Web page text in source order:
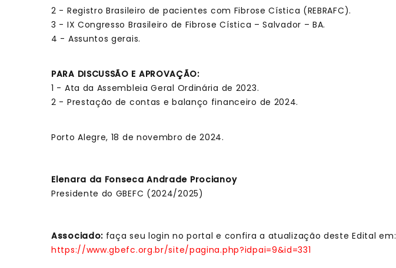
2 - Registro Brasileiro de pacientes com Fibrose Cística (REBRAFC).
3 - IX Congresso Brasileiro de Fibrose Cística – Salvador – BA.
4 - Assuntos gerais.
PARA DISCUSSÃO E APROVAÇÃO:
1 - Ata da Assembleia Geral Ordinária de 2023.
2 - Prestação de contas e balanço financeiro de 2024.
Porto Alegre, 18 de novembro de 2024.
Elenara da Fonseca Andrade Procianoy
Presidente do GBEFC (2024/2025)
Associado: faça seu login no portal e confira a atualização deste Edital em:
https://www.gbefc.org.br/site/pagina.php?idpai=9&id=331